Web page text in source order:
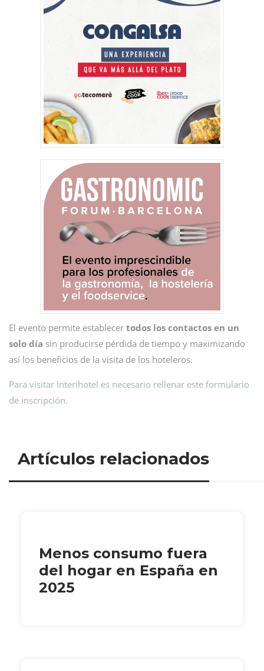
El evento permite establecer todos los contactos en un
solo día sin producirse pérdida de tiempo y maximizando
así los beneficios de la visita de los hoteleros.
Para visitar Interihotel es necesario rellenar este formulario
de inscripción.
Artículos relacionados
Menos consumo fuera
del hogar en España en
2025